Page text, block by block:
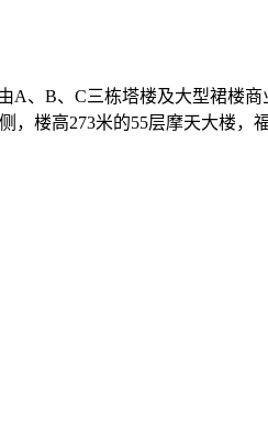
、B、C三栋塔楼及大型裙楼
楼高273米的55层摩天大楼